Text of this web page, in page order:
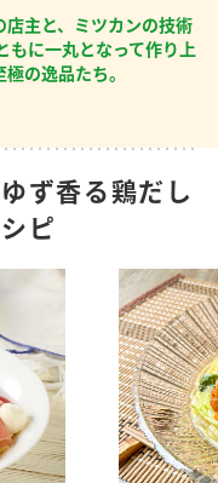
店主と、ミツカンの技術
もに一丸となって作り上
極の逸品たち。
ず香る鶏だし
ピ